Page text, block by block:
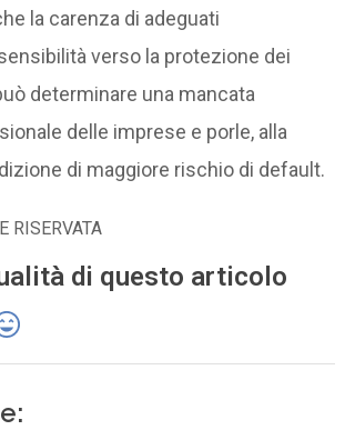
la carenza di adeguati
verso la protezione dei
determinare una mancata
delle imprese e porle, alla
di maggiore rischio di default.
RISERVATA
di questo articolo